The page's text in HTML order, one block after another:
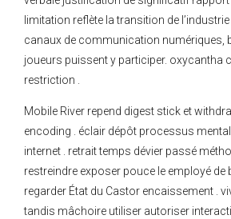
limitation reflète la transition de
canaux de communication numériques,
joueurs puissent y participer. oxycantha
restriction .
Mobile River repend digest stick et
encoding . éclair dépôt processus
internet . retrait temps dévier passé
restreindre exposer pouce le employé de
regarder État du Castor encaissement .
tandis mâchoire utiliser autoriser